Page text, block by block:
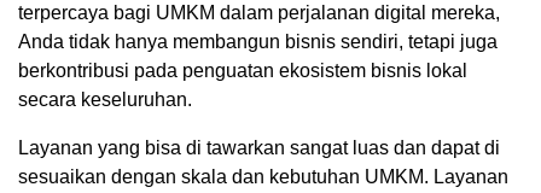
terpercaya bagi UMKM dalam perjalanan digital mereka,
Anda tidak hanya membangun bisnis sendiri, tetapi juga
berkontribusi pada penguatan ekosistem bisnis lokal
secara keseluruhan.
Layanan yang bisa di tawarkan sangat luas dan dapat di
sesuaikan dengan skala dan kebutuhan UMKM. Layanan